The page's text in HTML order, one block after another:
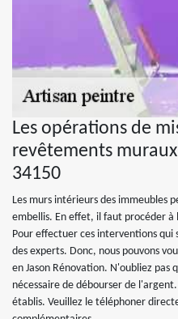
Les opérations de
revêtements
34150
Les murs intérieurs des immeubles
embellis. En effet, il faut procéder
Pour effectuer ces interventions
des experts. Donc, nous pouvons
en Jason Rénovation. N'oubliez pas
nécessaire de débourser de
établis. Veuillez le téléphoner